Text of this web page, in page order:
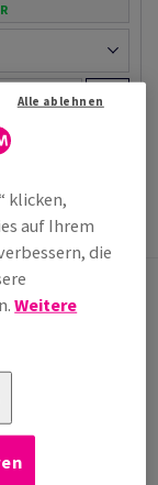
+
klicken,
auf Ihrem
die
Weitere
Alle ablehnen